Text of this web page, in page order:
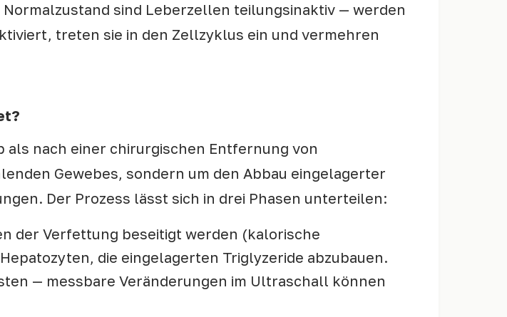
sind Leberzellen teilungsinaktiv — werden
treten sie in den Zellzyklus ein und vermehren
als nach einer chirurgischen Entfernung von
Gewebes, sondern um den Abbau eingelagerter
Der Prozess lässt sich in drei Phasen unterteilen:
der Verfettung beseitigt werden (kalorische
die eingelagerten Triglyzeride abzubauen.
— messbare Veränderungen im Ultraschall können